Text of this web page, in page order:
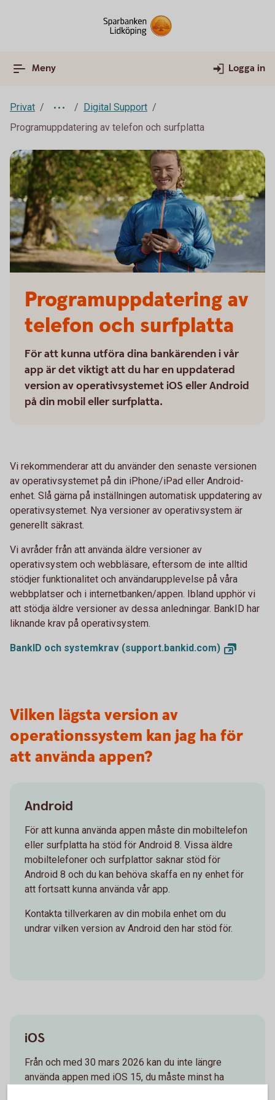
Meny Logga in
Privat
Digital Support
Programuppdatering av telefon och surfplatta
Programuppdatering av
telefon och surfplatta
För att kunna utföra dina bankärenden i vår
app är det viktigt att du har en uppdaterad
version av operativsystemet iOS eller Android
på din mobil eller surfplatta.
Vi rekommenderar att du använder den senaste versionen
av operativsystemet på din iPhone/iPad eller Android-
enhet. Slå gärna på inställningen automatisk uppdatering av
operativsystemet. Nya versioner av operativsystem är
generellt säkrast.
Vi avråder från att använda äldre versioner av
operativsystem och webbläsare, eftersom de inte alltid
stödjer funktionalitet och användarupplevelse på våra
webbplatser och i internetbanken/appen. Ibland upphör vi
att stödja äldre versioner av dessa anledningar. BankID har
liknande krav på operativsystem.
BankID och systemkrav (support.bankid.com)
Vilken lägsta version av
operationssystem kan jag ha för
att använda appen?
Android
För att kunna använda appen måste din mobiltelefon
eller surfplatta ha stöd för Android 8. Vissa äldre
mobiltelefoner och surfplattor saknar stöd för
Android 8 och du kan behöva skaffa en ny enhet för
att fortsatt kunna använda vår app.
Kontakta tillverkaren av din mobila enhet om du
undrar vilken version av Android den har stöd för.
iOS
Från och med 30 mars 2026 kan du inte längre
använda appen med iOS 15, du måste minst ha